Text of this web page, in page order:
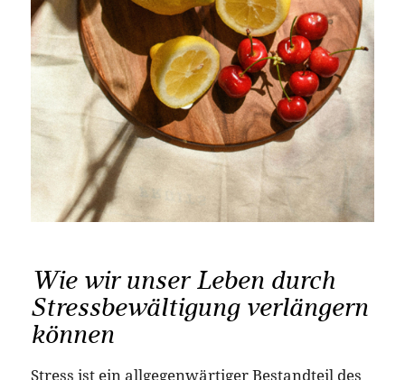
Wie wir unser Leben durch
Stressbewältigung verlängern
können
Stress ist ein allgegenwärtiger Bestandteil des